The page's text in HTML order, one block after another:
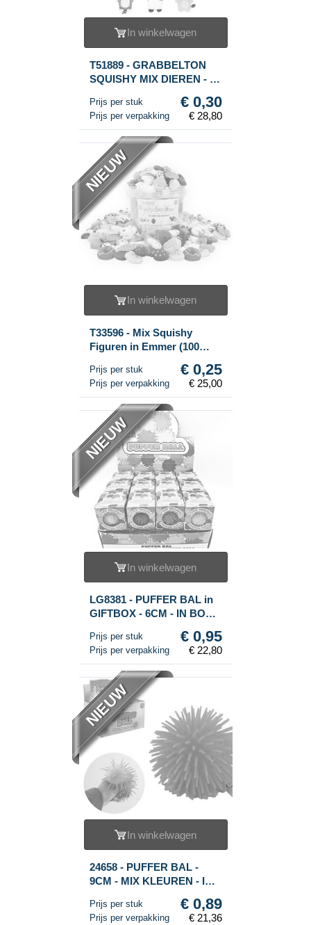
In winkelwagen
T51889 - GRABBELTON
SQUISHY MIX DIEREN - IN
Prijs per stuk € 0,30
Prijs per verpakking € 28,80
NIEUW
In winkelwagen
T33596 - Mix Squishy
Figuren in Emmer (100
Prijs per stuk € 0,25
Prijs per verpakking € 25,00
NIEUW
In winkelwagen
LG8381 - PUFFER BAL in
GIFTBOX - 6CM - IN BOX
Prijs per stuk € 0,95
Prijs per verpakking € 22,80
NIEUW
In winkelwagen
24658 - PUFFER BAL -
9CM - MIX KLEUREN - IN
Prijs per stuk € 0,89
Prijs per verpakking € 21,36